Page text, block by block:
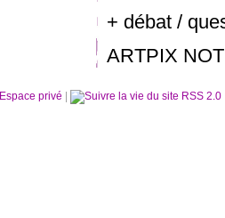
+ débat /
ARTPIX
Espace privé RSS 2.0